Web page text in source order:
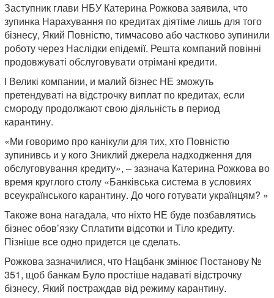
Заступник глави НБУ Катерина Рожкова заявила, что
зупинка Нарахування по кредитах діятіме лишь для того
бізнесу, Який Повністю, тимчасово або частково зупинили
роботу через Наслідки епідемії. Решта компаний повінні
продовжуваті обслуговувати отрімані кредити.
І Великі компании, и малий бізнес НЕ зможуть
претендуваті на відстрочку виплат по кредитах, если
смороду продолжают свою діяльність в период
карантину.
«Ми говоримо про канікули для тих, хто Повністю
зупинивсь и у кого Зниклий джерела надходження для
обслуговування кредиту», – зазнача Катерина Рожкова во
время круглого столу «Банківська система в условиях
всеукраїнського карантину. До чого готувати українцям? »
Такоже вона нагадала, что ніхто НЕ буде позбавлятись
бізнес обов’язку Сплатити відсотки и Тіло кредиту.
Пізніше все одно придется це сделать.
Рожкова зазначилися, что Нацбанк змінює Постанову №
351, щоб банкам Було простіше надаваті відстрочку
бізнесу, Який постраждав від режиму карантину.